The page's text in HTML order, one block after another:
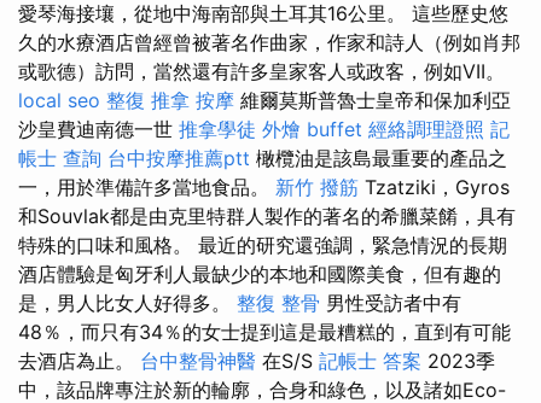
愛琴海接壤，從地中海南部與土耳其16公里。 這些歷史悠
久的水療酒店曾經曾被著名作曲家，作家和詩人（例如肖邦
或歌德）訪問，當然還有許多皇家客人或政客，例如VII。
local seo 整復 推拿 按摩 維爾莫斯普魯士皇帝和保加利亞
沙皇費迪南德一世 推拿學徒 外燴 buffet 經絡調理證照 記
帳士 查詢 台中按摩推薦ptt 橄欖油是該島最重要的產品之
一，用於準備許多當地食品。 新竹 撥筋 Tzatziki，Gyros
和Souvlak都是由克里特群人製作的著名的希臘菜餚，具有
特殊的口味和風格。 最近的研究還強調，緊急情況的長期
酒店體驗是匈牙利人最缺少的本地和國際美食，但有趣的
是，男人比女人好得多。 整復 整骨 男性受訪者中有
48％，而只有34％的女士提到這是最糟糕的，直到有可能
去酒店為止。 台中整骨神醫 在S/S 記帳士 答案 2023季
中，該品牌專注於新的輪廓，合身和綠色，以及諸如Eco-